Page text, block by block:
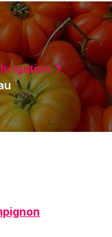
Irrigation